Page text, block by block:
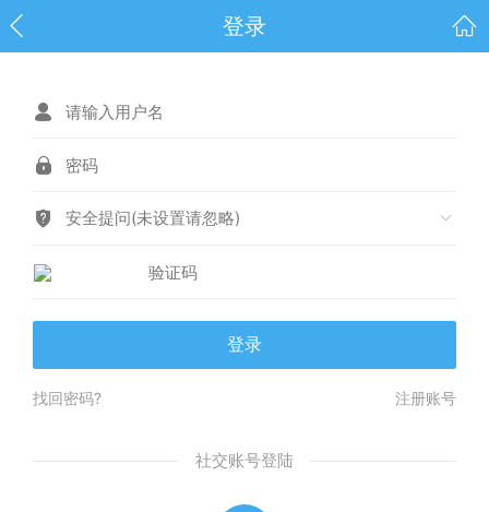
登录
安全提问(未设置请忽略)
登录
找回密码? 注册账号
社交账号登陆